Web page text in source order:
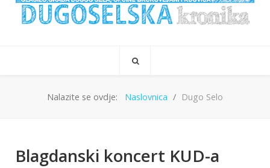
Nalazite se ovdje: Naslovnica Dugo Selo
Blagdanski koncert KUD-a